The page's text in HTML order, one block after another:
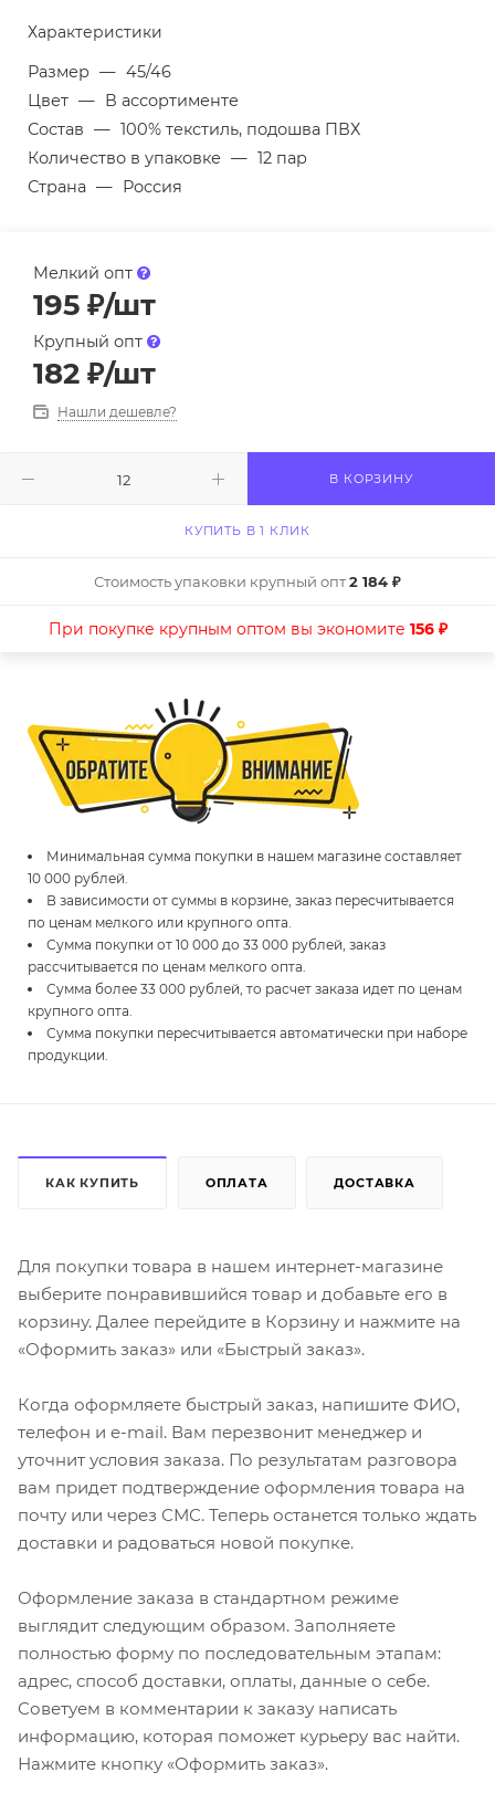
Характеристики
Размер — 45/46
Цвет — В ассортименте
Состав — 100% текстиль, подошва ПВХ
Количество в упаковке — 12 пар
Страна — Россия
Мелкий опт
195 ₽/шт
Крупный опт
182 ₽/шт
Нашли дешевле?
В КОРЗИНУ
КУПИТЬ В 1 КЛИК
Стоимость упаковки крупный опт2 184 ₽
При покупке крупным оптом вы экономите 156 ₽
Минимальная сумма покупки в нашем магазине составляет
10 000 рублей.
В зависимости от суммы в корзине, заказ пересчитывается
по ценам мелкого или крупного опта.
Сумма покупки от 10 000 до 33 000 рублей, заказ
рассчитывается по ценам мелкого опта.
Сумма более 33 000 рублей, то расчет заказа идет по ценам
крупного опта.
Сумма покупки пересчитывается автоматически при наборе
продукции.
КАК КУПИТЬ ОПЛАТА ДОСТАВКА
Для покупки товара в нашем интернет-магазине
выберите понравившийся товар и добавьте его в
корзину. Далее перейдите в Корзину и нажмите на
«Оформить заказ» или «Быстрый заказ».
Когда оформляете быстрый заказ, напишите ФИО,
телефон и e-mail. Вам перезвонит менеджер и
уточнит условия заказа. По результатам разговора
вам придет подтверждение оформления товара на
почту или через СМС. Теперь останется только ждать
доставки и радоваться новой покупке.
Оформление заказа в стандартном режиме
выглядит следующим образом. Заполняете
полностью форму по последовательным этапам:
адрес, способ доставки, оплаты, данные о себе.
Советуем в комментарии к заказу написать
информацию, которая поможет курьеру вас найти.
Нажмите кнопку «Оформить заказ».